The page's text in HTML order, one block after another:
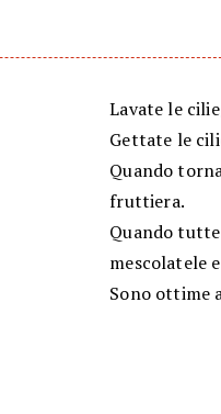
Lavate le
Gettate le
Quando
fruttiera.
Quando
mescolatele
Sono ottime